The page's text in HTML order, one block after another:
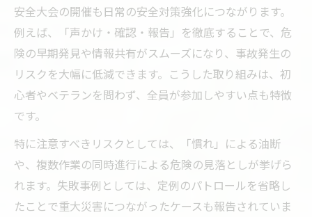
安全大会の開催も日常の安全対策強化につながります。
例えば、「声かけ・確認・報告」を徹底することで、危
険の早期発見や情報共有がスムーズになり、事故発生の
リスクを大幅に低減できます。こうした取り組みは、初
心者やベテランを問わず、全員が参加しやすい点も特徴
です。
特に注意すべきリスクとしては、「慣れ」による油断
や、複数作業の同時進行による危険の見落としが挙げら
れます。失敗事例としては、定例のパトロールを省略し
たことで重大災害につながったケースも報告されていま